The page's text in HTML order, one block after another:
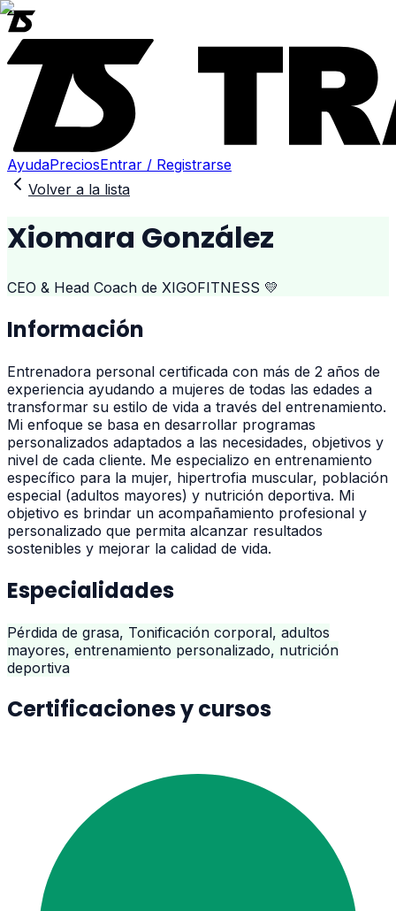
AyudaPreciosEntrar / Registrarse
Volver a la lista
Xiomara González
CEO & Head Coach de XIGOFITNESS 💛
Información
Entrenadora personal certificada con más de 2 años de
experiencia ayudando a mujeres de todas las edades a
transformar su estilo de vida a través del entrenamiento.
Mi enfoque se basa en desarrollar programas
personalizados adaptados a las necesidades, objetivos y
nivel de cada cliente. Me especializo en entrenamiento
específico para la mujer, hipertrofia muscular, población
especial (adultos mayores) y nutrición deportiva. Mi
objetivo es brindar un acompañamiento profesional y
personalizado que permita alcanzar resultados
sostenibles y mejorar la calidad de vida.
Especialidades
Pérdida de grasa, Tonificación corporal, adultos
mayores, entrenamiento personalizado, nutrición
deportiva
Certificaciones y cursos